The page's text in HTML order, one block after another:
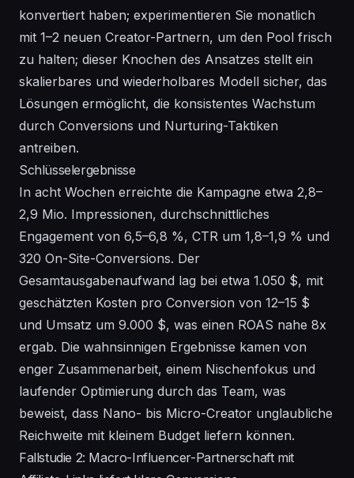
konvertiert haben; experimentieren Sie monatlich
mit 1–2 neuen Creator-Partnern, um den Pool frisch
zu halten; dieser Knochen des Ansatzes stellt ein
skalierbares und wiederholbares Modell sicher, das
Lösungen ermöglicht, die konsistentes Wachstum
durch Conversions und Nurturing-Taktiken
antreiben.
Schlüsselergebnisse
In acht Wochen erreichte die Kampagne etwa 2,8–
2,9 Mio. Impressionen, durchschnittliches
Engagement von 6,5–6,8 %, CTR um 1,8–1,9 % und
320 On-Site-Conversions. Der
Gesamtausgabenaufwand lag bei etwa 1.050 $, mit
geschätzten Kosten pro Conversion von 12–15 $
und Umsatz um 9.000 $, was einen ROAS nahe 8x
ergab. Die wahnsinnigen Ergebnisse kamen von
enger Zusammenarbeit, einem Nischenfokus und
laufender Optimierung durch das Team, was
beweist, dass Nano- bis Micro-Creator unglaubliche
Reichweite mit kleinem Budget liefern können.
Fallstudie 2: Macro-Influencer-Partnerschaft mit